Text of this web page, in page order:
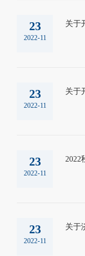
23
2022-11
关于
23
2022-11
关于
23
2022-11
2022
23
2022-11
关于